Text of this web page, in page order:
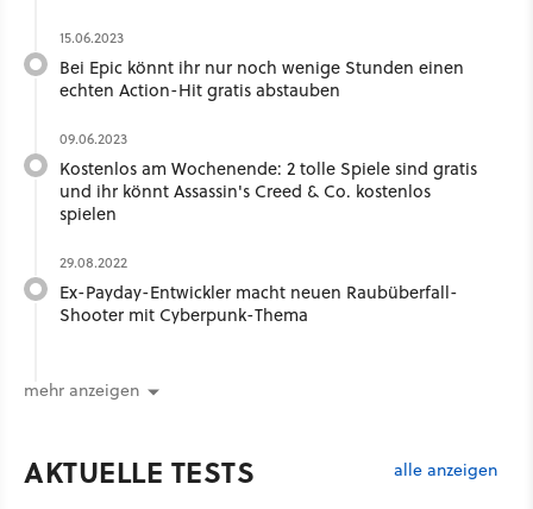
15.06.2023
Bei Epic könnt ihr nur noch wenige Stunden einen
echten Action-Hit gratis abstauben
09.06.2023
Kostenlos am Wochenende: 2 tolle Spiele sind gratis
und ihr könnt Assassin's Creed & Co. kostenlos
spielen
29.08.2022
Ex-Payday-Entwickler macht neuen Raubüberfall-
Shooter mit Cyberpunk-Thema
mehr anzeigen
AKTUELLE TESTS alle anzeigen